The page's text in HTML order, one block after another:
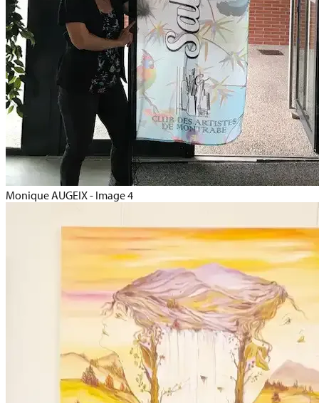
Monique AUGEIX - Image 4